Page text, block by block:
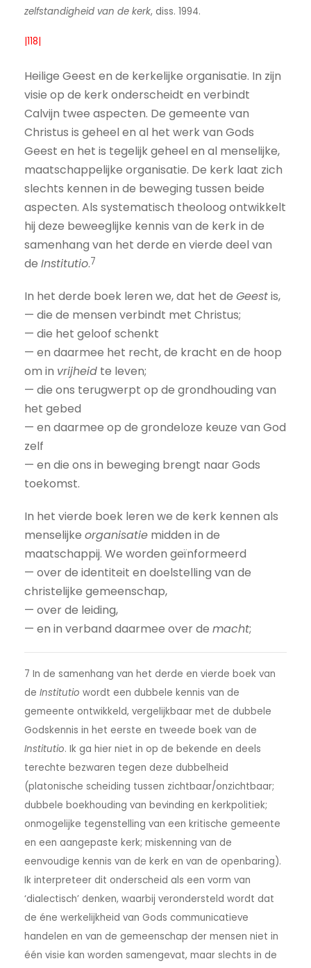
zelfstandigheid van de kerk, diss. 1994.
|118|
Heilige Geest en de kerkelijke organisatie. In zijn
visie op de kerk onderscheidt en verbindt
Calvijn twee aspecten. De gemeente van
Christus is geheel en al het werk van Gods
Geest en het is tegelijk geheel en al menselijke,
maatschappelijke organisatie. De kerk laat zich
slechts kennen in de beweging tussen beide
aspecten. Als systematisch theoloog ontwikkelt
hij deze beweeglijke kennis van de kerk in de
samenhang van het derde en vierde deel van
de Institutio.7
In het derde boek leren we, dat het de Geestis,
— die de mensen verbindt met Christus;
— die het geloof schenkt
— en daarmee het recht, de kracht en de hoop
om in vrijheid te leven;
— die ons terugwerpt op de grondhouding van
het gebed
— en daarmee op de grondeloze keuze van God
zelf
— en die ons in beweging brengt naar Gods
toekomst.
In het vierde boek leren we de kerk kennen als
menselijke organisatie midden in de
maatschappij. We worden geïnformeerd
— over de identiteit en doelstelling van de
christelijke gemeenschap,
— over de leiding,
— en in verband daarmee over de macht;
7 In de samenhang van het derde en vierde boek van
de Institutio wordt een dubbele kennis van de
gemeente ontwikkeld, vergelijkbaar met de dubbele
Godskennis in het eerste en tweede boek van de
Institutio. Ik ga hier niet in op de bekende en deels
terechte bezwaren tegen deze dubbelheid
(platonische scheiding tussen zichtbaar/onzichtbaar;
dubbele boekhouding van bevinding en kerkpolitiek;
onmogelijke tegenstelling van een kritische gemeente
en een aangepaste kerk; miskenning van de
eenvoudige kennis van de kerk en van de openbaring).
Ik interpreteer dit onderscheid als een vorm van
‘dialectisch’ denken, waarbij verondersteld wordt dat
de éne werkelijkheid van Gods communicatieve
handelen en van de gemeenschap der mensen niet in
één visie kan worden samengevat, maar slechts in de